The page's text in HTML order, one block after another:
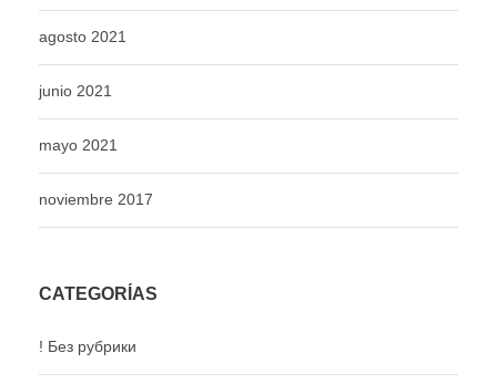
agosto 2021
junio 2021
mayo 2021
noviembre 2017
CATEGORÍAS
! Без рубрики